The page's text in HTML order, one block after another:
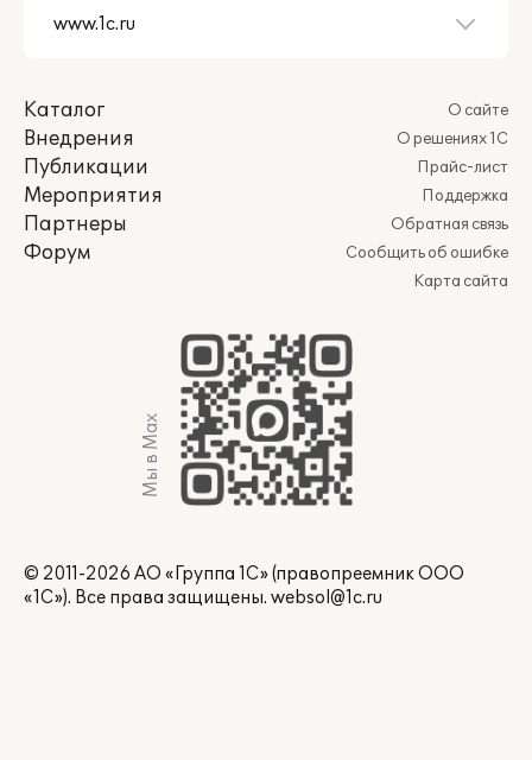
Каталог
Внедрения
Публикации
Мероприятия
Партнеры
Форум
О сайте
О решениях 1С
Прайс-лист
Поддержка
Обратная связь
Сообщить об ошибке
Карта сайта
Мы в Max
© 2011-2026 АО «Группа 1С» (правопреемник ООО
«1С»). Все права защищены. websol@1c.ru